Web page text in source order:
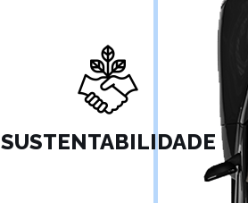
SUSTENTABILIDADE